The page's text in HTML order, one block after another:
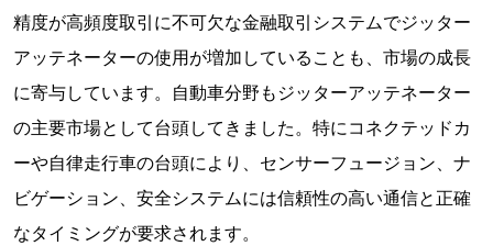
精度が高頻度取引に不可欠な金融取引システムでジッター
アッテネーターの使用が増加していることも、市場の成長
に寄与しています。自動車分野もジッターアッテネーター
の主要市場として台頭してきました。特にコネクテッドカ
ーや自律走行車の台頭により、センサーフュージョン、ナ
ビゲーション、安全システムには信頼性の高い通信と正確
なタイミングが要求されます。